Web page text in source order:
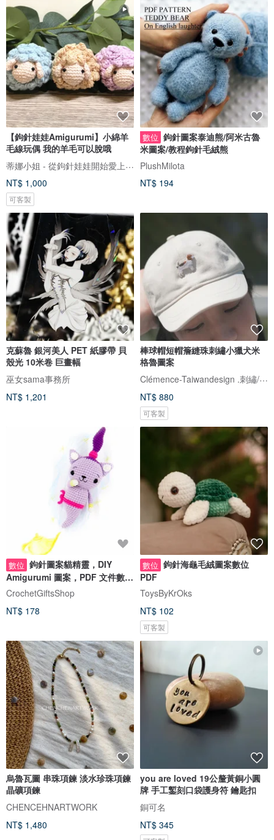
【鉤針娃娃Amigurumi】小綿羊
毛線玩偶 我的羊毛可以脫哦
蒂娜小姐 - 從鉤針娃娃開始愛上手作
NT$ 1,000
可客製
數位 鉤針圖案泰迪熊/阿米古魯
米圖案/教程鉤針毛絨熊
PlushMilota
NT$ 194
克蘇魯 銀河美人 PET 紙膠帶 貝
殼光 10米卷 巨畫幅
巫女sama事務所
NT$ 1,201
棒球帽短帽簷縫珠刺繡小獵犬米
格魯圖案
Clémence-Taiwandesign .刺繡/繡珠
NT$ 880
可客製
數位 鉤針圖案貓精靈，DIY
Amigurumi 圖案，PDF 文件數字
下載
CrochetGiftsShop
NT$ 178
數位 鉤針海龜毛絨圖案數位
PDF
ToysByKrOks
NT$ 102
可客製
烏魯瓦圖 串珠項鍊 淡水珍珠項鍊
晶礦項鍊
CHENCEHNARTWORK
NT$ 1,480
you are loved 19公釐黃銅小圓
牌 手工鏨刻口袋護身符 鑰匙扣
銅可名
NT$ 345